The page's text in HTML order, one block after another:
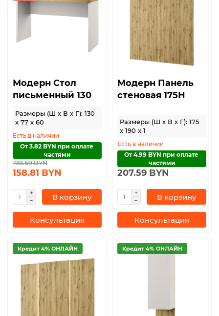
Модерн Стол
письменный 130
Размеры (Ш x В x Г): 130
x 77 x 60
Есть в наличии
От 3.82 BYN при оплате
частями
198.69 BYN
158.81 BYN
В корзину
Консультация
Модерн Панель
стеновая 175Н
Размеры (Ш x В x Г): 175
x 190 x 1
Есть в наличии
От 4.99 BYN при оплате
частями
207.59 BYN
В корзину
Консультация
Кредит 4% ОНЛАЙН Кредит 4% ОНЛАЙН